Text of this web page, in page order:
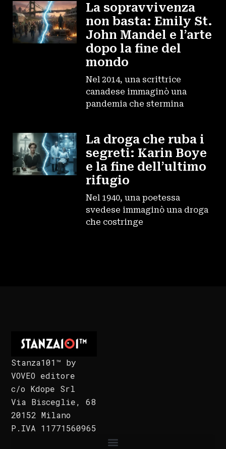
La sopravvivenza
non basta: Emily St.
John Mandel e l’arte
dopo la fine del
mondo
Nel 2014, una scrittrice
canadese immaginò una
pandemia che stermina
La droga che ruba i
segreti: Karin Boye
e la fine dell’ultimo
rifugio
Nel 1940, una poetessa
svedese immaginò una droga
che costringe
Stanza101™ by
VOVEO editore
c/o Kdope Srl
Via Bisceglie, 68
20152 Milano
P.IVA 11771560965